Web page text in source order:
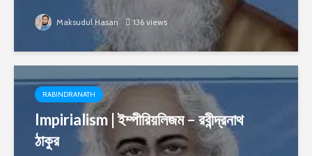
Maksudul Hasan 136 views
RABINDRANATH
Impirialism | ইম্পীরিয়লিজম – রবীন্দ্রনাথ
ঠাকুর